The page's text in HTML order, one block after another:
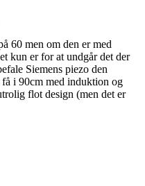
60 men om den er med
kun er for at undgår det der
Siemens piezo den
i 90cm med induktion og
flot design (men det er